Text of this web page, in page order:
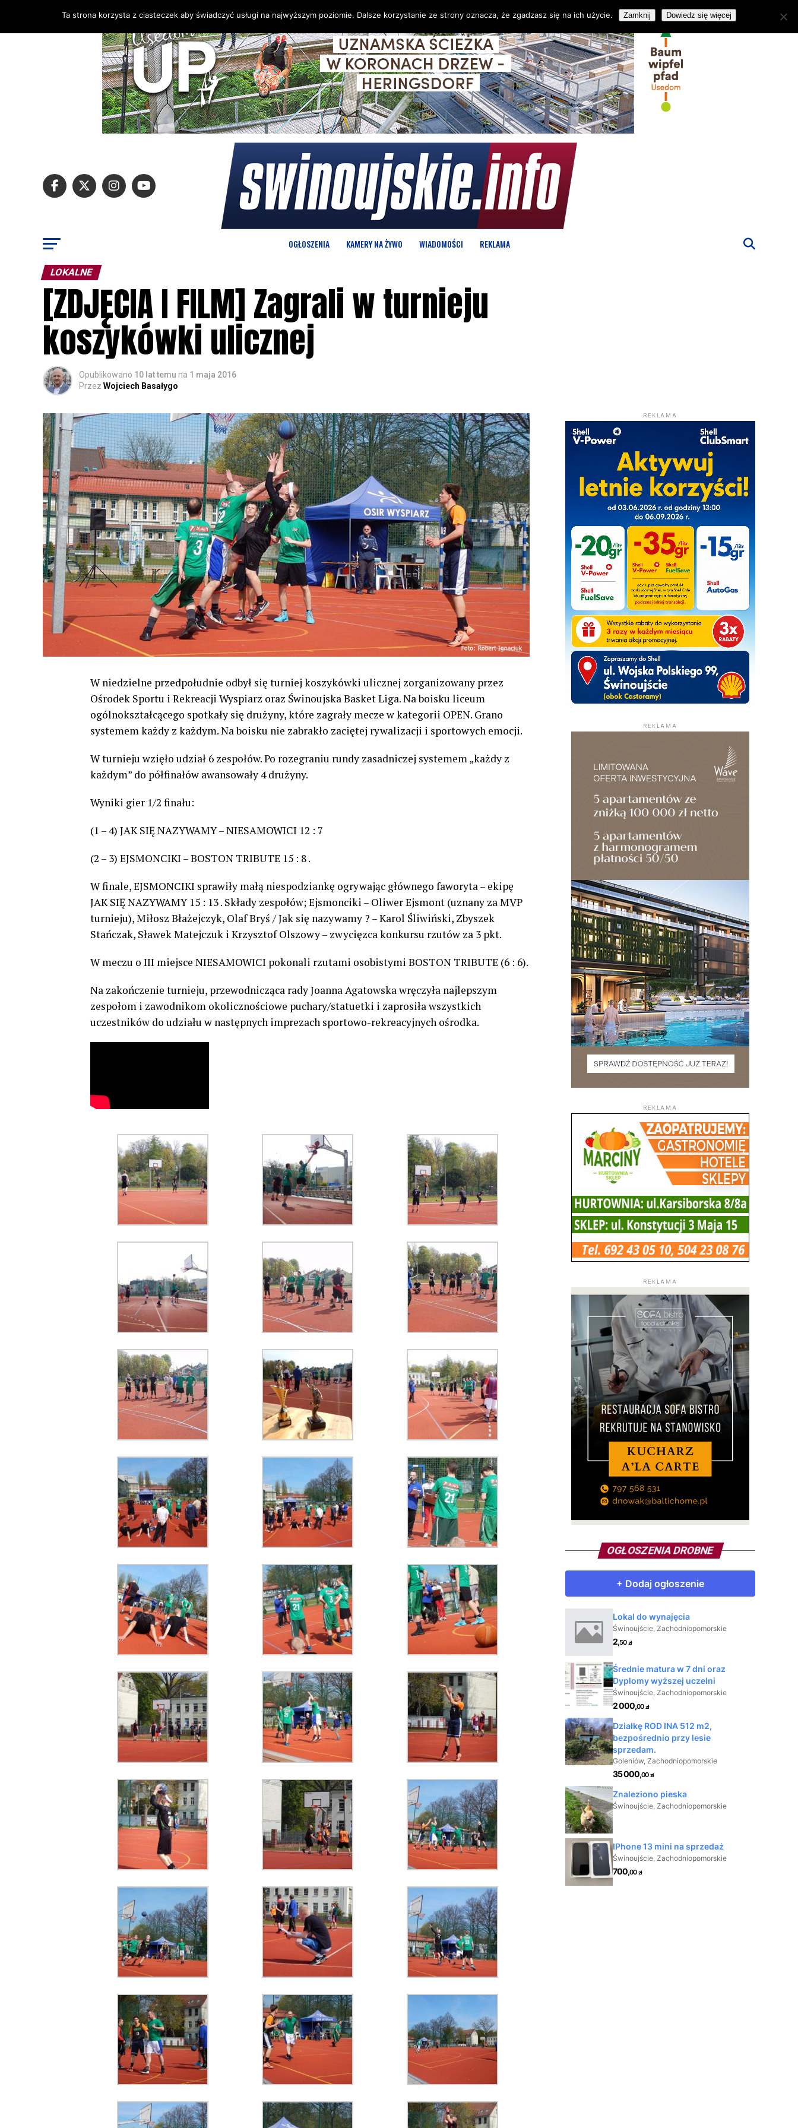
OGŁOSZENIA KAMERY NA ŻYWO WIADOMOŚCI REKLAMA
LOKALNE
[ZDJĘCIA I FILM] Zagrali w turnieju
koszykówki ulicznej
Opublikowano 10 lat temu na 1 maja 2016
Przez Wojciech Basałygo
W niedzielne przedpołudnie odbył się turniej koszykówki ulicznej zorganizowany przez
Ośrodek Sportu i Rekreacji Wyspiarz oraz Świnoujska Basket Liga. Na boisku liceum
ogólnokształcącego spotkały się drużyny, które zagrały mecze w kategorii OPEN. Grano
systemem każdy z każdym. Na boisku nie zabrakło zaciętej rywalizacji i sportowych emocji.
W turnieju wzięło udział 6 zespołów. Po rozegraniu rundy zasadniczej systemem „każdy z
każdym” do półfinałów awansowały 4 drużyny.
Wyniki gier 1/2 finału:
(1 – 4) JAK SIĘ NAZYWAMY – NIESAMOWICI 12 : 7
(2 – 3) EJSMONCIKI – BOSTON TRIBUTE 15 : 8 .
W finale, EJSMONCIKI sprawiły małą niespodziankę ogrywając głównego faworyta – ekipę
JAK SIĘ NAZYWAMY 15 : 13 . Składy zespołów; Ejsmonciki – Oliwer Ejsmont (uznany za MVP
turnieju), Miłosz Błażejczyk, Olaf Bryś / Jak się nazywamy ? – Karol Śliwiński, Zbyszek
Stańczak, Sławek Matejczuk i Krzysztof Olszowy – zwycięzca konkursu rzutów za 3 pkt.
W meczu o III miejsce NIESAMOWICI pokonali rzutami osobistymi BOSTON TRIBUTE (6 : 6).
Na zakończenie turnieju, przewodnicząca rady Joanna Agatowska wręczyła najlepszym
zespołom i zawodnikom okolicznościowe puchary/statuetki i zaprosiła wszystkich
uczestników do udziału w następnych imprezach sportowo-rekreacyjnych ośrodka.
REKLAMA
REKLAMA
REKLAMA
REKLAMA
OGŁOSZENIA DROBNE
Ta strona korzysta z ciasteczek aby świadczyć usługi na najwyższym poziomie. Dalsze korzystanie ze strony oznacza, że zgadzasz się na ich użycie. Zamknij Dowiedz się więcej